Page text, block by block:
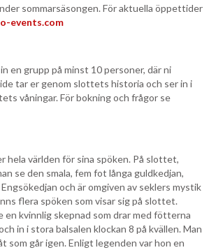
sommarsäsongen. För aktuella öppettider
events.com
en grupp på minst 10 personer, där ni
tar er genom slottets historia och ser in i
våningar. För bokning och frågor se
hela världen för sina spöken. På slottet,
se den smala, fem fot långa guldkedjan,
och är omgiven av seklers mystik
flera spöken som visar sig på slottet.
en kvinnlig skepnad som drar med fötterna
in i stora balsalen klockan 8 på kvällen. Man
som går igen. Enligt legenden var hon en